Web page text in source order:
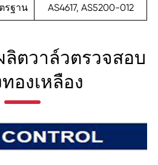
รฐาน AS4617, AS5200-012
ลิตวาล์วตรวจสอบ
องเหลือง